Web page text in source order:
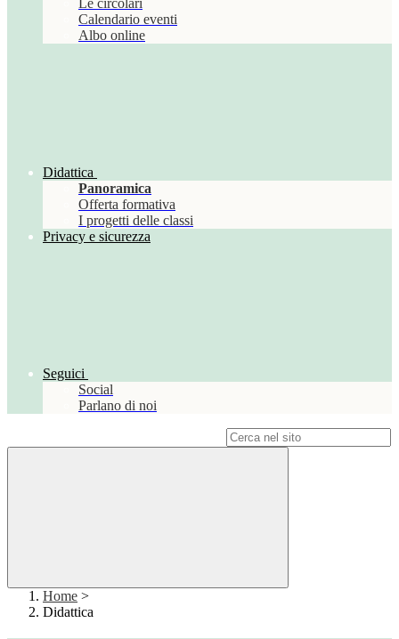
Le circolari
Calendario eventi
Albo online
Didattica
Panoramica
Offerta formativa
I progetti delle classi
Privacy e sicurezza
Seguici
Social
Parlano di noi
Home >
Didattica